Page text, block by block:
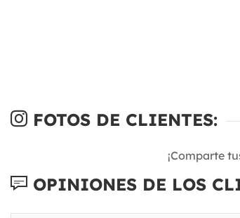
FOTOS DE CLIENTES:
¡Comparte
OPINIONES DE LOS